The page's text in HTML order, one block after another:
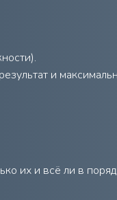
и
их и всё ли в